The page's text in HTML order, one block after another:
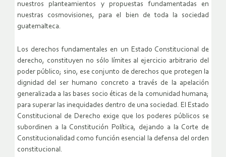
nuestros planteamientos y propuestas fundamentadas en
nuestras cosmovisiones, para el bien de toda la sociedad
guatemalteca.
Los derechos fundamentales en un Estado Constitucional de
derecho, constituyen no sólo límites al ejercicio arbitrario del
poder público; sino, ese conjunto de derechos que protegen la
dignidad del ser humano concreto a través de la apelación
generalizada a las bases socio éticas de la comunidad humana;
para superar las inequidades dentro de una sociedad. El Estado
Constitucional de Derecho exige que los poderes públicos se
subordinen a la Constitución Política, dejando a la Corte de
Constitucionalidad como función esencial la defensa del orden
constitucional.